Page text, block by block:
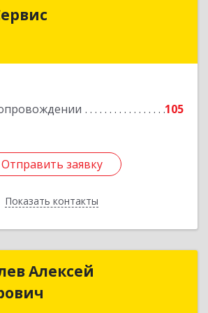
105
Отправить заявку
Показать контакты
Северная Осетия - Алания Респ,
Отправить заявку
Назад
Алексей
ИП Журавлев Алексей